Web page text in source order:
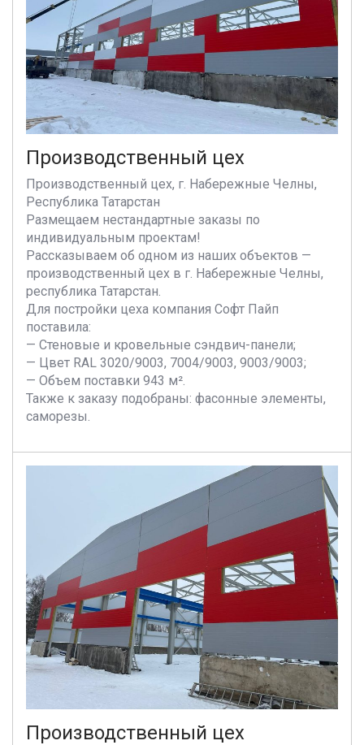
Производственный цех
Производственный цех, г. Набережные Челны,
Республика Татарстан
Размещаем нестандартные заказы по
индивидуальным проектам!
Рассказываем об одном из наших объектов —
производственный цех в г. Набережные Челны,
республика Татарстан.
Для постройки цеха компания Софт Пайп
поставила:
— Стеновые и кровельные сэндвич-панели;
— Цвет RAL 3020/9003, 7004/9003, 9003/9003;
— Объем поставки 943 м².
Также к заказу подобраны: фасонные элементы,
саморезы.
Производственный цех